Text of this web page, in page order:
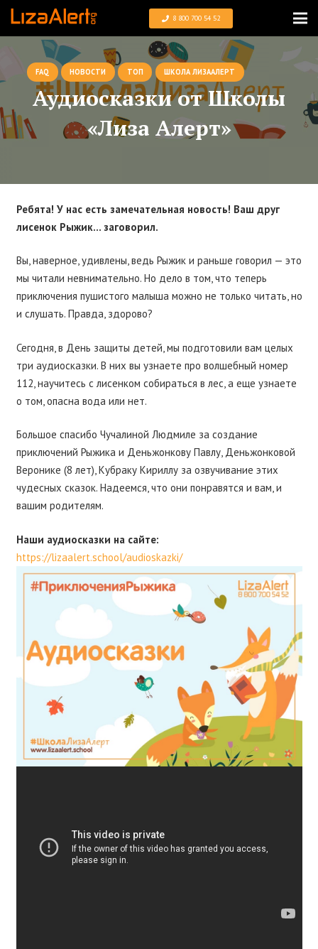
8 800 700 54 52
FAQ НОВОСТИ ТОП ШКОЛА ЛИЗААЛЕРТ
Аудиосказки от Школы
«Лиза Алерт»
Ребята! У нас есть замечательная новость! Ваш друг
лисенок Рыжик… заговорил.
Вы, наверное, удивлены, ведь Рыжик и раньше говорил — это
мы читали невнимательно. Но дело в том, что теперь
приключения пушистого малыша можно не только читать, но
и слушать. Правда, здорово?
Сегодня, в День защиты детей, мы подготовили вам целых
три аудиосказки. В них вы узнаете про волшебный номер
112, научитесь с лисенком собираться в лес, а еще узнаете
о том, опасна вода или нет.
Большое спасибо Чучалиной Людмиле за создание
приключений Рыжика и Деньжонкову Павлу, Деньжонковой
Веронике (8 лет), Кубраку Кириллу за озвучивание этих
чудесных сказок. Надеемся, что они понравятся и вам, и
вашим родителям.
Наши аудиосказки на сайте:
https://lizaalert.school/audioskazki/